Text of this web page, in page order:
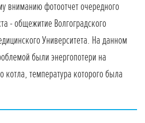
вниманию фотоотчет очередного
- общежитие Волгоградского
Университета. На данном
были энергопотери на
котла, температура которого была